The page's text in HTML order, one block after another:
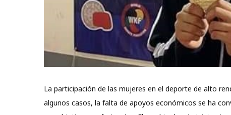
La participación de las mujeres en el deporte de alto
algunos casos, la falta de apoyos económicos se ha